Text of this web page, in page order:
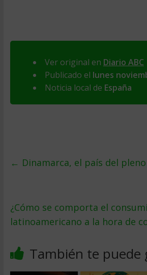
Ver original en Diario ABC
Publicado el lunes
Noticia local de España
← Dinamarca, el país del
¿Cómo se comporta el
latinoamericano a la hora de
También te puede